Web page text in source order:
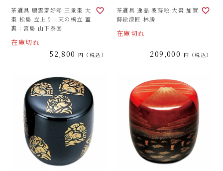
茶道具 鵬雲斎好写 三景棗 大
棗 松島 立上り：天の橋立 蓋
裏：宮島 山下泰園
在庫切れ
52,800 税込
茶道具 逸品 波蒔絵 大棗 加賀
蒔絵漆匠 林勝
在庫切れ
209,000 税込